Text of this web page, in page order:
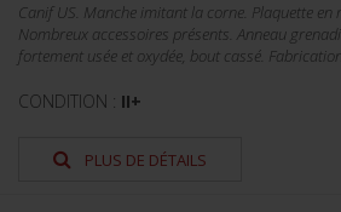
Canif US. Manche imitant la corne. Plaquette en
Nombreux accessoires présents. Anneau
fortement usée et oxydée, bout cassé. Fabrication
CONDITION : II+
PLUS DE DÉTAILS